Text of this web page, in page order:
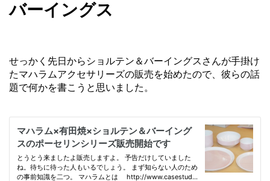
バーイングス
せっかく先日からショルテン＆バーイングスさんが手掛け
たマハラムアクセサリーズの販売を始めたので、彼らの話
題で何かを書こうと思いました。